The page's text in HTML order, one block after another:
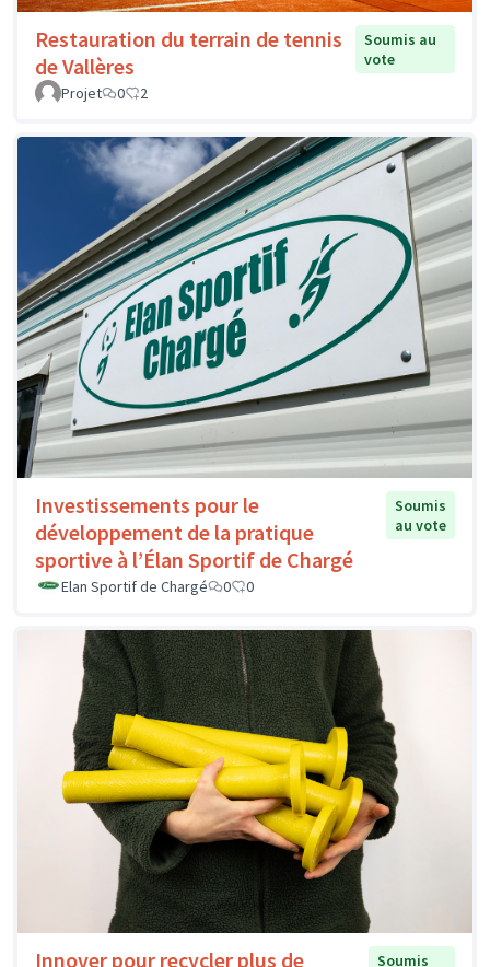
Restauration du terrain de tennis
de Vallères
Soumis au
vote
Projet
0 2
Investissements pour le
développement de la pratique
sportive à l’Élan Sportif de Chargé
Soumis
au vote
Elan Sportif de Chargé 0 0
Innover pour recycler plus de Soumis